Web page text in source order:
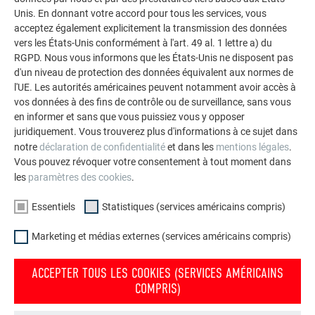
polyvalence de l’aluminium. Découvrez d’autres projets
impressionnants avec les solutions en aluminium
durables de PREFA pour toitures, systèmes solaires et
façades.
VOIR DAVANTAGE DE RÉFÉRENCES
Unis. En donnant votre accord pour tous les services, vous
acceptez également explicitement la transmission des données
vers les États-Unis conformément à l'art. 49 al. 1 lettre a) du
RGPD. Nous vous informons que les États-Unis ne disposent pas
d'un niveau de protection des données équivalent aux normes de
l'UE. Les autorités américaines peuvent notamment avoir accès à
vos données à des fins de contrôle ou de surveillance, sans vous
en informer et sans que vous puissiez vous y opposer
juridiquement. Vous trouverez plus d'informations à ce sujet dans
notredéclaration de confidentialitéet dans les mentions légales.
Vous pouvez révoquer votre consentement à tout moment dans
les paramètres des cookies.
Essentiels Statistiques (services américains compris)
Marketing et médias externes (services américains compris)
ACCEPTER TOUS LES COOKIES (SERVICES AMÉRICAINS
COMPRIS)